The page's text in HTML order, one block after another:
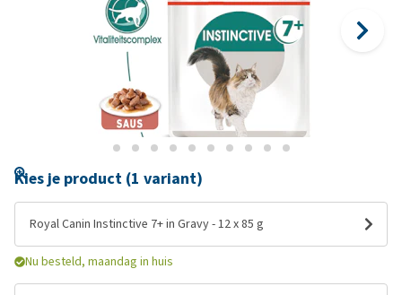
Kies je product (1 variant)
Royal Canin Instinctive 7+ in Gravy - 12 x 85 g
Nu besteld, maandag in huis